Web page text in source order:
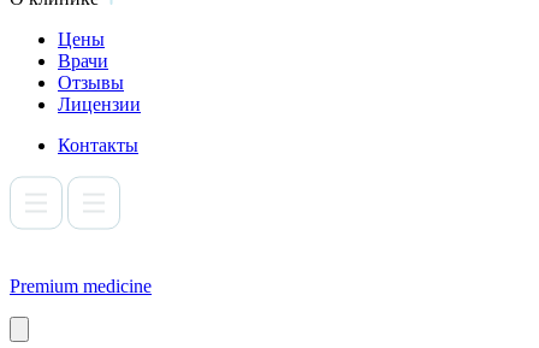
Цены
Врачи
Отзывы
Лицензии
Контакты
Premium medicine